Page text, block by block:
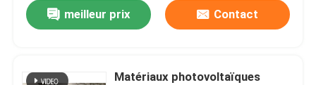
meilleur prix Contact
Matériaux photovoltaïques